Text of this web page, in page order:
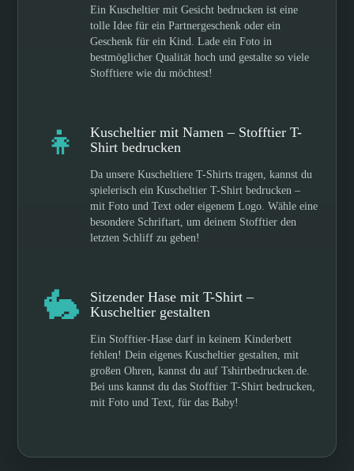
Ein Kuscheltier mit Gesicht bedrucken ist eine
tolle Idee für ein Partnergeschenk oder ein
Geschenk für ein Kind. Lade ein Foto in
bestmöglicher Qualität hoch und gestalte so viele
Stofftiere wie du möchtest!
👧
Kuscheltier mit Namen – Stofftier T-
Shirt bedrucken
Da unsere Kuscheltiere T-Shirts tragen, kannst du
spielerisch ein Kuscheltier T-Shirt bedrucken –
mit Foto und Text oder eigenem Logo. Wähle eine
besondere Schriftart, um deinem Stofftier den
letzten Schliff zu geben!
🐇
Sitzender Hase mit T-Shirt –
Kuscheltier gestalten
Ein Stofftier-Hase darf in keinem Kinderbett
fehlen! Dein eigenes Kuscheltier gestalten, mit
großen Ohren, kannst du auf Tshirtbedrucken.de.
Bei uns kannst du das Stofftier T-Shirt bedrucken,
mit Foto und Text, für das Baby!